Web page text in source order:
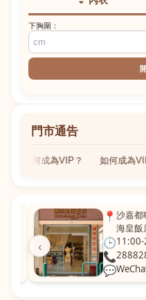
下胸圍：
門市通告
如何成為VIP？ 如何成為
‹
📍沙
海
🕒
📞
💬